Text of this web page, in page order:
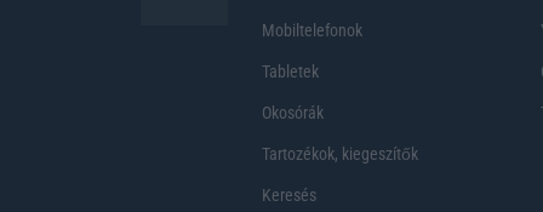
Mobiltelefonok
Tabletek
Okosórák
Tartozékok, kiegeszítők
Keresés